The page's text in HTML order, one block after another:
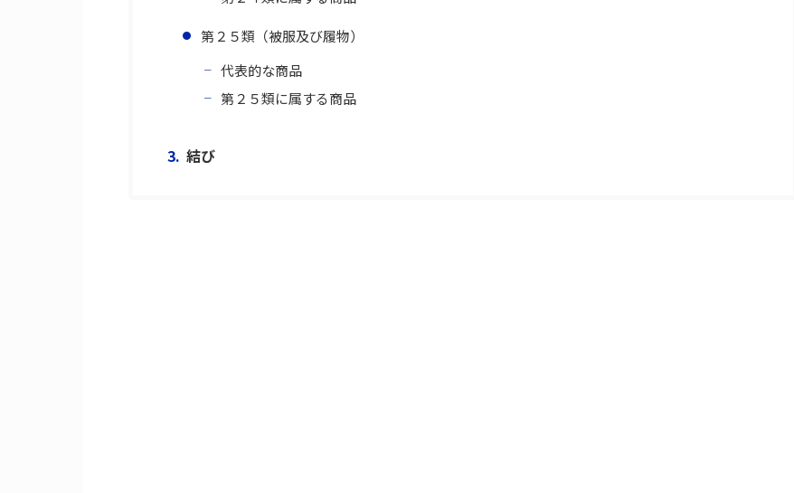
第２５類（被服及び履物）
代表的な商品
第２５類に属する商品
結び